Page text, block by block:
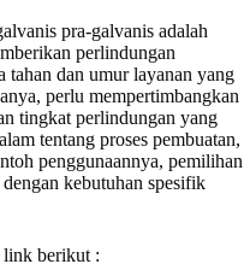
pra-galvanis adalah
perlindungan
tahan dan umur layanan yang
perlu mempertimbangkan
tingkat perlindungan yang
tentang proses pembuatan,
penggunaannya, pemilihan
kebutuhan spesifik
berikut :